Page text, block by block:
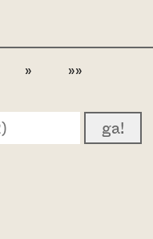
» »»
ga!